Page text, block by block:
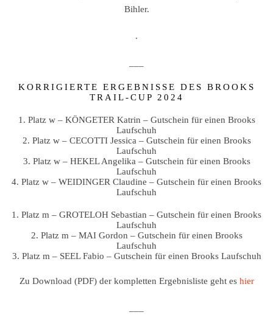
Bihler.
.
KORRIGIERTE ERGEBNISSE DES BROOKS
TRAIL-CUP 2024
1. Platz w – KÖNGETER Katrin – Gutschein für einen Brooks
Laufschuh
2. Platz w – CECOTTI Jessica – Gutschein für einen Brooks
Laufschuh
3. Platz w – HEKEL Angelika – Gutschein für einen Brooks
Laufschuh
4. Platz w – WEIDINGER Claudine – Gutschein für einen Brooks
Laufschuh
1. Platz m – GROTELOH Sebastian – Gutschein für einen Brooks
Laufschuh
2. Platz m – MAI Gordon – Gutschein für einen Brooks
Laufschuh
3. Platz m – SEEL Fabio – Gutschein für einen Brooks Laufschuh
Zu Download (PDF) der kompletten Ergebnisliste geht es hier